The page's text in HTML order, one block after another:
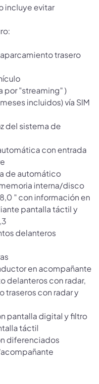
incluye evitar
trasero
por "streaming" )
incluidos) vía SIM
del sistema de
con entrada
de automático
interna/disco
" con información en
pantalla táctil y
delanteros
en acompañante
delanteros con radar,
traseros con radar y
pantalla digital y filtro
táctil
diferenciados